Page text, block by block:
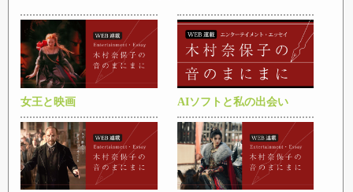
女王と映画 AIソフトと私の出会い